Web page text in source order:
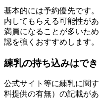
基本的には予約優先です
内してもらえる可能性が
満員になることが多いた
認を強くおすすめします。
練乳の持ち込みはで
公式サイト等に練乳に関
料提供の有無）の記載が